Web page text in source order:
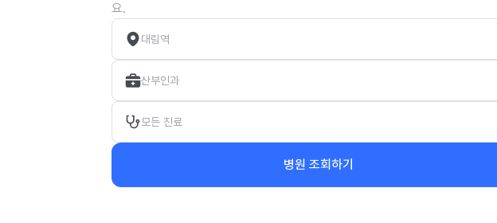
요.
대림역
산부인과
모든 진료
병원 조회하기